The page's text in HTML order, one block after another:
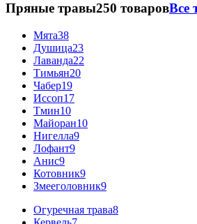
Пряные травы250 товаровВсе
Мята38
Душица23
Лаванда22
Тимьян20
Чабер19
Иссоп17
Тмин10
Майоран10
Нигелла9
Лофант9
Анис9
Котовник9
Змееголовник9
Огуречная трава8